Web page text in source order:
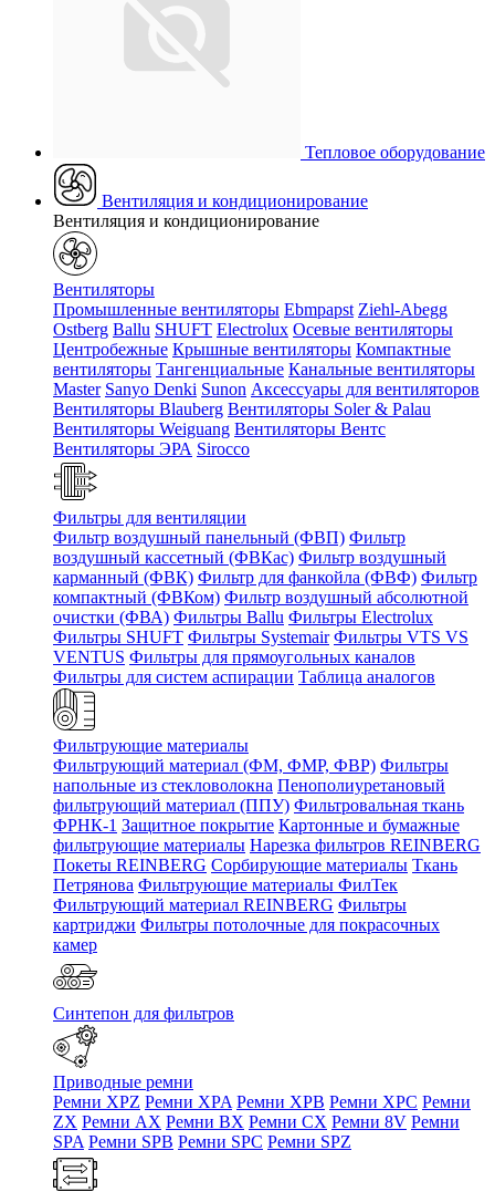
Тепловое оборудование
Вентиляция и кондиционирование
Вентиляция и кондиционирование
Вентиляторы
Промышленные вентиляторы Ebmpapst Ziehl-Abegg
Ostberg Ballu SHUFT Electrolux Осевые вентиляторы
Центробежные Крышные вентиляторы Компактные
вентиляторы Тангенциальные Канальные вентиляторы
Master Sanyo Denki Sunon Аксессуары для вентиляторов
Вентиляторы Blauberg Вентиляторы Soler & Palau
Вентиляторы Weiguang Вентиляторы Вентс
Вентиляторы ЭРА Sirocco
Фильтры для вентиляции
Фильтр воздушный панельный (ФВП) Фильтр
воздушный кассетный (ФВКас) Фильтр воздушный
карманный (ФВК) Фильтр для фанкойла (ФВФ) Фильтр
компактный (ФВКом) Фильтр воздушный абсолютной
очистки (ФВА) Фильтры Ballu Фильтры Electrolux
Фильтры SHUFT Фильтры Systemair Фильтры VTS VS
VENTUS Фильтры для прямоугольных каналов
Фильтры для систем аспирации Таблица аналогов
Фильтрующие материалы
Фильтрующий материал (ФМ, ФМР, ФВР) Фильтры
напольные из стекловолокна Пенополиуретановый
фильтрующий материал (ППУ) Фильтровальная ткань
ФРНК-1 Защитное покрытие Картонные и бумажные
фильтрующие материалы Нарезка фильтров REINBERG
Покеты REINBERG Сорбирующие материалы Ткань
Петрянова Фильтрующие материалы ФилТек
Фильтрующий материал REINBERG Фильтры
картриджи Фильтры потолочные для покрасочных
камер
Синтепон для фильтров
Приводные ремни
Ремни XPZ Ремни XPA Ремни XPB Ремни XPC Ремни
ZX Ремни AX Ремни BX Ремни CX Ремни 8V Ремни
SPA Ремни SPB Ремни SPC Ремни SPZ